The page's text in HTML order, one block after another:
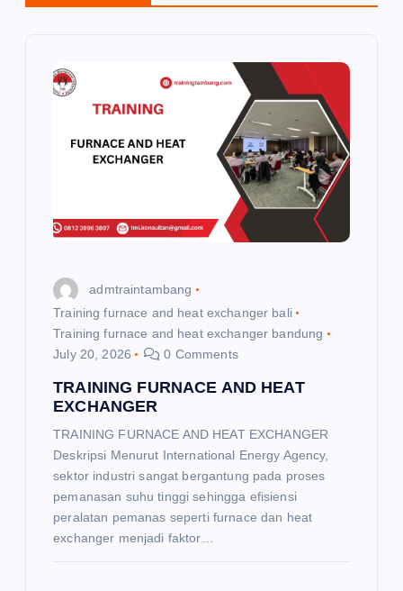
admtraintambang
Training furnace and heat exchanger bali
Training furnace and heat exchanger bandung
July 20, 2026
0 Comments
TRAINING FURNACE AND HEAT
EXCHANGER
TRAINING FURNACE AND HEAT EXCHANGER
Deskripsi Menurut International Energy Agency,
sektor industri sangat bergantung pada proses
pemanasan suhu tinggi sehingga efisiensi
peralatan pemanas seperti furnace dan heat
exchanger menjadi faktor…